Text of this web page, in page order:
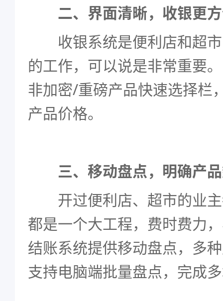
二、界面清晰，收银更
收银系统是便利店和超市
的工作，可以说是非常重要
非加密/重磅产品快速选择栏
产品价格。
三、移动盘点，明确产
开过便利店、超市的业主
都是一个大工程，费时费力
结账系统提供移动盘点，多
支持电脑端批量盘点，完成